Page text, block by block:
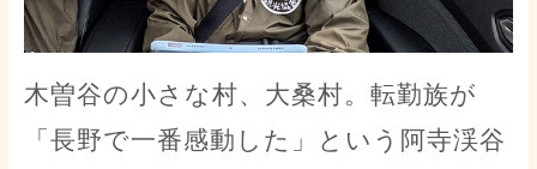
木曽谷の小さな村、大桑村。転勤族が
「長野で一番感動した」という阿寺渓谷